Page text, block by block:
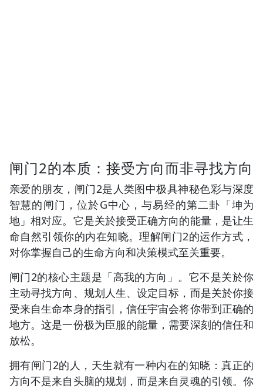
闸门2的本质：接受方向而非寻找方向
亲爱的朋友，闸门2是人类图中极具神秘色彩与深度
智慧的闸门，位於G中心，与易经的第二卦「坤为
地」相对应。它是关於接受正确方向的能量，是让生
命自然引领你的内在知晓。理解闸门2的运作方式，
对你掌握自己的生命方向和决策模式至关重要。
闸门2的核心主题是「高我的方向」。它不是关於你
主动寻找方向、规划人生、设定目标，而是关於你接
受来自生命本身的指引，信任宇宙会将你带到正确的
地方。这是一份极为臣服的能量，需要深刻的信任和
放松。
拥有闸门2的人，天生就有一种内在的知晓：真正的
方向不是来自头脑的规划，而是来自灵魂的引领。你